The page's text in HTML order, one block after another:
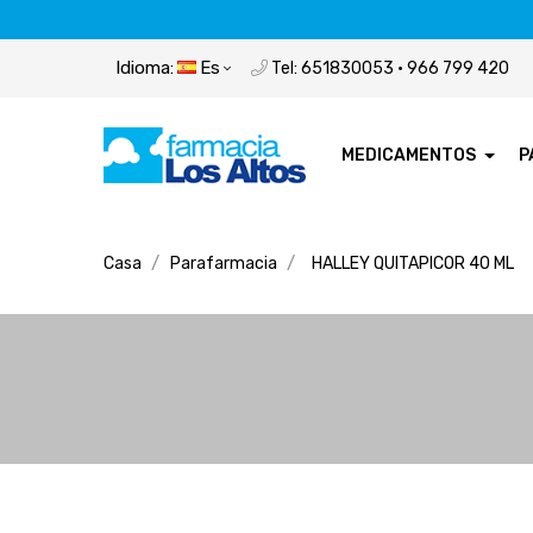
Idioma: Es Tel: 651830053 · 966 799 420
MEDICAMENTOS
Casa Parafarmacia HALLEY QUITAPICOR 40 ML